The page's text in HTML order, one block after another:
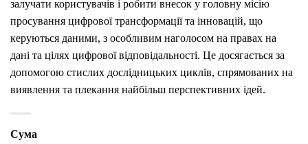
залучати користувачів і робити внесок у головну місію
просування цифрової трансформації та інновацій, що
керуються даними, з особливим наголосом на правах на
дані та цілях цифрової відповідальності. Це досягається за
допомогою стислих дослідницьких циклів, спрямованих на
виявлення та плекання найбільш перспективних ідей.
Сума